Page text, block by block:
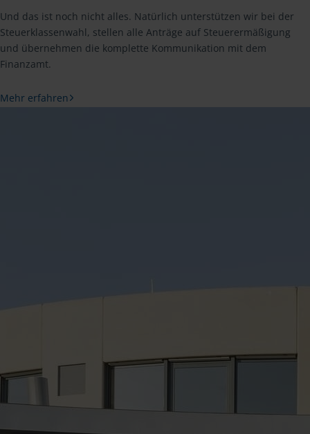
Und das ist noch nicht alles. Natürlich unterstützen wir bei der
Steuerklassenwahl, stellen alle Anträge auf Steuerermäßigung
und übernehmen die komplette Kommunikation mit dem
Finanzamt.
Mehr erfahren